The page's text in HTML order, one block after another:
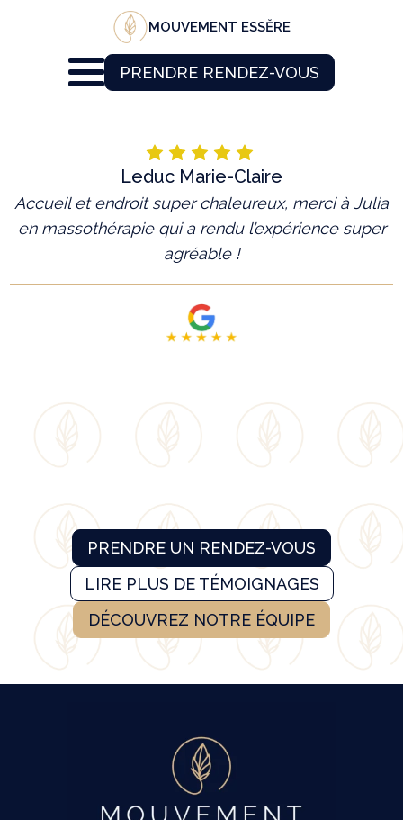
MOUVEMENT ESSĔRE
PRENDRE RENDEZ-VOUS
Leduc Marie-Claire
Accueil et endroit super chaleureux, merci à Julia
en massothérapie qui a rendu l’expérience super
agréable !
PRENDRE UN RENDEZ-VOUS
LIRE PLUS DE TÉMOIGNAGES
DÉCOUVREZ NOTRE ÉQUIPE